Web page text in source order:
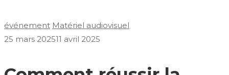
événement Matériel audiovisuel
25 mars 202511 avril 2025